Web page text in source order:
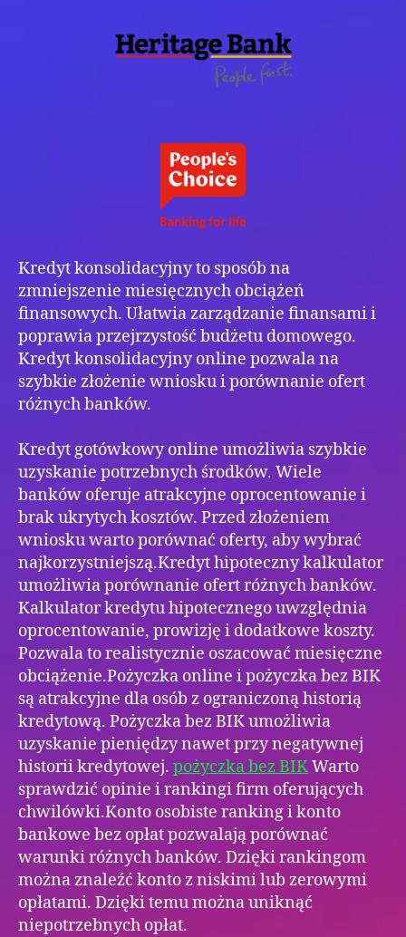
Kredyt konsolidacyjny to sposób na
zmniejszenie miesięcznych obciążeń
finansowych. Ułatwia zarządzanie finansami i
poprawia przejrzystość budżetu domowego.
Kredyt konsolidacyjny online pozwala na
szybkie złożenie wniosku i porównanie ofert
różnych banków.
Kredyt gotówkowy online umożliwia szybkie
uzyskanie potrzebnych środków. Wiele
banków oferuje atrakcyjne oprocentowanie i
brak ukrytych kosztów. Przed złożeniem
wniosku warto porównać oferty, aby wybrać
najkorzystniejszą.Kredyt hipoteczny kalkulator
umożliwia porównanie ofert różnych banków.
Kalkulator kredytu hipotecznego uwzględnia
oprocentowanie, prowizję i dodatkowe koszty.
Pozwala to realistycznie oszacować miesięczne
obciążenie.Pożyczka online i pożyczka bez BIK
są atrakcyjne dla osób z ograniczoną historią
kredytową. Pożyczka bez BIK umożliwia
uzyskanie pieniędzy nawet przy negatywnej
historii kredytowej. pożyczka bez BIKWarto
sprawdzić opinie i rankingi firm oferujących
chwilówki.Konto osobiste ranking i konto
bankowe bez opłat pozwalają porównać
warunki różnych banków. Dzięki rankingom
można znaleźć konto z niskimi lub zerowymi
opłatami. Dzięki temu można uniknąć
niepotrzebnych opłat.